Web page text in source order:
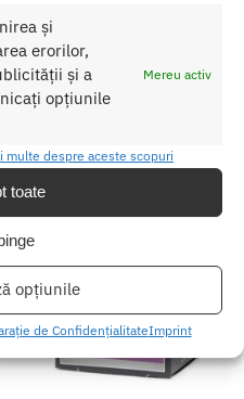
și
erorilor,
și a
opțiunile
Mereu activ
multe despre aceste scopuri
toate
opțiunile
de ConfidențialitateImprint
Adaugă în coș